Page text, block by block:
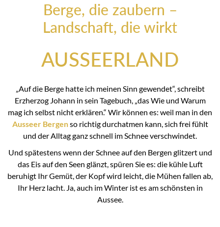
Berge, die zaubern –
Landschaft, die wirkt
AUSSEERLAND
„Auf die Berge hatte ich meinen Sinn gewendet“, schreibt
Erzherzog Johann in sein Tagebuch, „das Wie und Warum
mag ich selbst nicht erklären.“ Wir können es: weil man in den
Ausseer Bergenso richtig durchatmen kann, sich frei fühlt
und der Alltag ganz schnell im Schnee verschwindet.
Und spätestens wenn der Schnee auf den Bergen glitzert und
das Eis auf den Seen glänzt, spüren Sie es: die kühle Luft
beruhigt Ihr Gemüt, der Kopf wird leicht, die Mühen fallen ab,
Ihr Herz lacht. Ja, auch im Winter ist es am schönsten in
Aussee.